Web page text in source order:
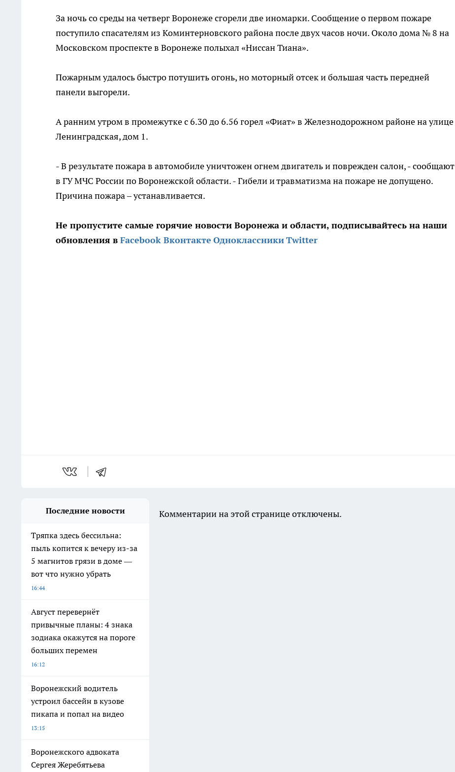
За ночь со среды на четверг Воронеже сгорели две иномарки. Сообщение о первом пожаре
поступило спасателям из Коминтерновского района после двух часов ночи. Около дома № 8 на
Московском проспекте в Воронеже полыхал «Ниссан Тиана».
Пожарным удалось быстро потушить огонь, но моторный отсек и большая часть передней
панели выгорели.
А ранним утром в промежутке с 6.30 до 6.56 горел «Фиат» в Железнодорожном районе на улице
Ленинградская, дом 1.
- В результате пожара в автомобиле уничтожен огнем двигатель и поврежден салон, - сообщают
в ГУ МЧС России по Воронежской области. - Гибели и травматизма на пожаре не допущено.
Причина пожара – устанавливается.
Не пропустите самые горячие новости Воронежа и области, подписывайтесь на наши
обновления в Facebook Вконтакте ОдноклассникиTwitter
Последние новости
Тряпка здесь бессильна:
пыль копится к вечеру из-за
5 магнитов грязи в доме —
вот что нужно убрать
16:44
Август перевернёт
привычные планы: 4 знака
зодиака окажутся на пороге
больших перемен
16:12
Воронежский водитель
устроил бассейн в кузове
пикапа и попал на видео
13:15
Воронежского адвоката
Сергея Жеребятьева
Комментарии на этой странице отключены.